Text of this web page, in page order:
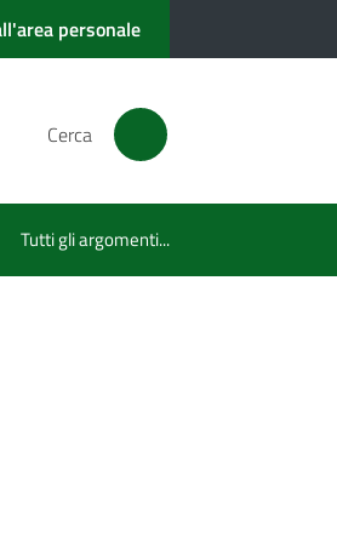
personale
Cerca
Tutti gli argomenti...